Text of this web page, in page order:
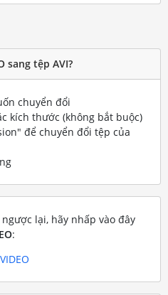
sang tệp AVI?
chuyển đổi
kích thước (không bắt buộc)
để chuyển đổi tệp của
lại, hãy nhấp vào đây
: